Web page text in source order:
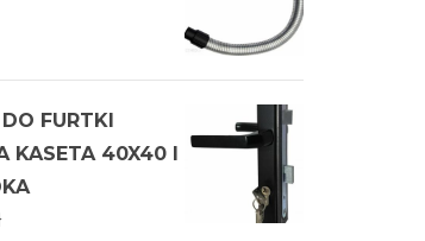
FURTKI
KASETA 40X40 I